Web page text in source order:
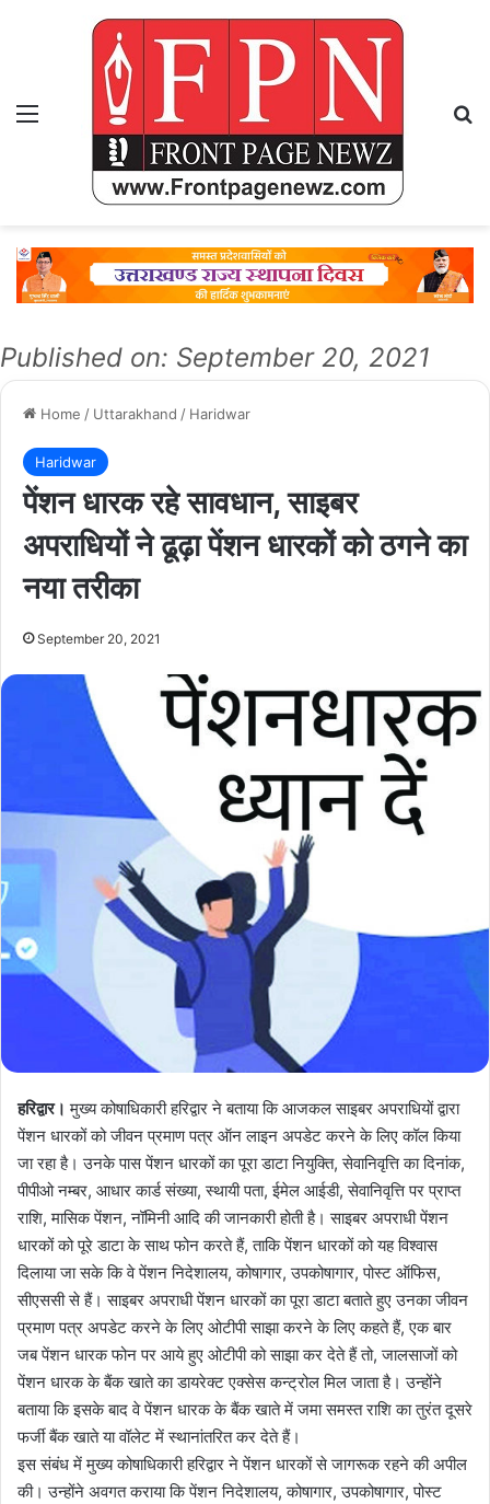
Menu
Published on: September 20, 2021
Home / Uttarakhand / Haridwar
Haridwar
पेंशन धारक रहे सावधान, साइबर
अपराधियों ने ढूढ़ा पेंशन धारकों को ठगने का
नया तरीका
September 20, 2021
हरिद्वार।मुख्य कोषाधिकारी हरिद्वार ने बताया कि आजकल साइबर अपराधियों द्वारा
पेंशन धारकों को जीवन प्रमाण पत्र ऑन लाइन अपडेट करने के लिए कॉल किया
जा रहा है। उनके पास पेंशन धारकों का पूरा डाटा नियुक्ति, सेवानिवृत्ति का दिनांक,
पीपीओ नम्बर, आधार कार्ड संख्या, स्थायी पता, ईमेल आईडी, सेवानिवृत्ति पर प्राप्त
राशि, मासिक पेंशन, नॉमिनी आदि की जानकारी होती है। साइबर अपराधी पेंशन
धारकों को पूरे डाटा के साथ फोन करते हैं, ताकि पेंशन धारकों को यह विश्वास
दिलाया जा सके कि वे पेंशन निदेशालय, कोषागार, उपकोषागार, पोस्ट ऑफिस,
सीएससी से हैं। साइबर अपराधी पेंशन धारकों का पूरा डाटा बताते हुए उनका जीवन
प्रमाण पत्र अपडेट करने के लिए ओटीपी साझा करने के लिए कहते हैं, एक बार
जब पेंशन धारक फोन पर आये हुए ओटीपी को साझा कर देते हैं तो, जालसाजों को
पेंशन धारक के बैंक खाते का डायरेक्ट एक्सेस कन्ट्रोल मिल जाता है। उन्होंने
बताया कि इसके बाद वे पेंशन धारक के बैंक खाते में जमा समस्त राशि का तुरंत दूसरे
फर्जी बैंक खाते या वॉलेट में स्थानांतरित कर देते हैं।
इस संबंध में मुख्य कोषाधिकारी हरिद्वार ने पेंशन धारकों से जागरूक रहने की अपील
की। उन्होंने अवगत कराया कि पेंशन निदेशालय, कोषागार, उपकोषागार, पोस्ट